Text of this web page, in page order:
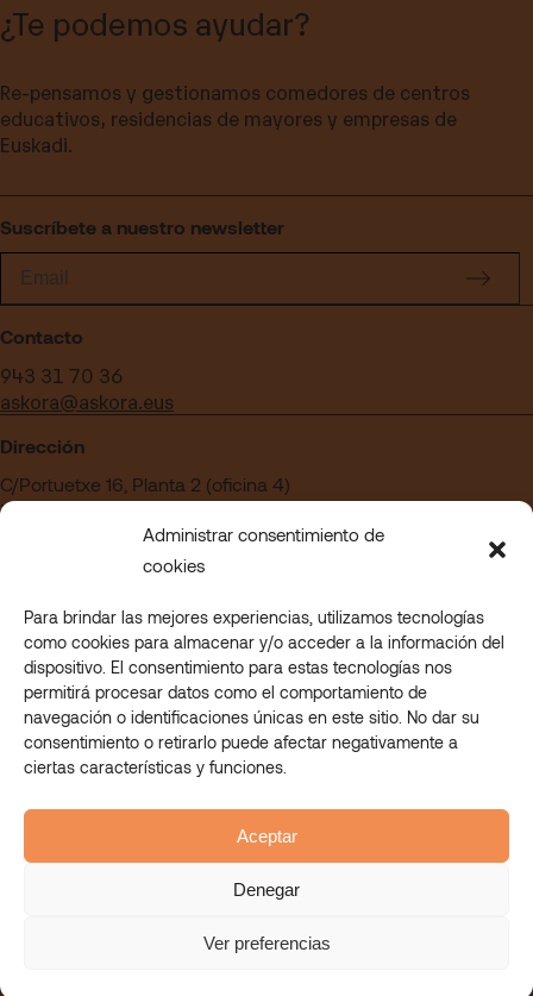
Administrar consentimiento de
cookies
Para brindar las mejores experiencias, utilizamos tecnologías
como cookies para almacenar y/o acceder a la información del
dispositivo. El consentimiento para estas tecnologías nos
permitirá procesar datos como el comportamiento de
navegación o identificaciones únicas en este sitio. No dar su
consentimiento o retirarlo puede afectar negativamente a
ciertas características y funciones.
Aceptar
Denegar
Ver preferencias
¿Te podemos ayudar?
Re-pensamos y gestionamos comedores de centros
educativos, residencias de mayores y empresas de
Euskadi.
Suscríbete a nuestro newsletter
Contacto
943 31 70 36
askora@askora.eus
Dirección
C/Portuetxe 16, Planta 2 (oficina 4)
Edificio Blanca Vinuesa
20018 San Sebastián – Gipuzkoa
¿Quieres trabajar en Askora?
Acceder a nuestra sección de empleo
© 2023 Askora. All rights reserved.
Askora Mahi-Mahi
Askora Lanean